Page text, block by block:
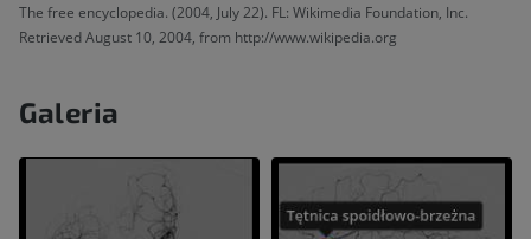
The free encyclopedia. (2004, July 22). FL: Wikimedia Foundation, Inc.
Retrieved August 10, 2004, from http://www.wikipedia.org
Galeria